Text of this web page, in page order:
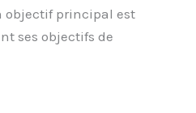
objectif principal est
ses objectifs de